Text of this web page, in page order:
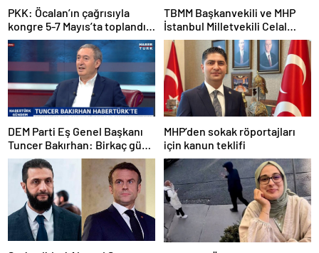
PKK: Öcalan’ın çağrısıyla
kongre 5-7 Mayıs’ta toplandı!
Tarihi bir karar alındı!
TBMM Başkanvekili ve MHP
İstanbul Milletvekili Celal
Adan: Kan ve kin devri
kapanmıştır
DEM Parti Eş Genel Başkanı
Tuncer Bakırhan: Birkaç gün
içerisinde kongre kararları
açıklanacak
MHP’den sokak röportajları
için kanun teklifi